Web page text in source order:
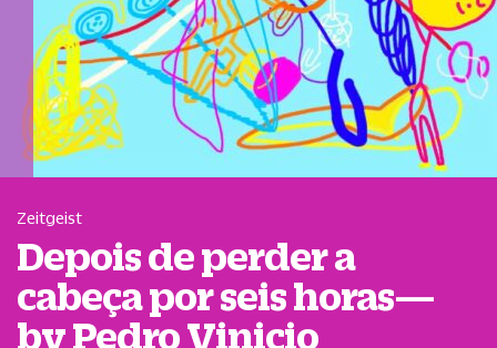
Zeitgeist
Depois de perder a
cabeça por seis horas—
by Pedro Vinicio